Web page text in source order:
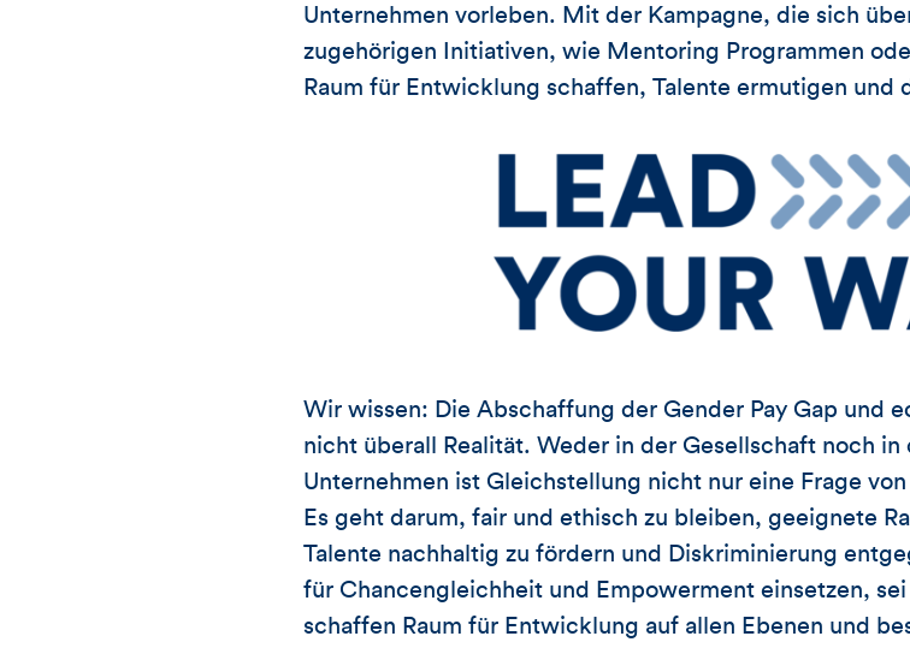
Unternehmen vorleben. Mit der Kampagne, die sich
zugehörigen Initiativen, wie Mentoring Programmen
Raum für Entwicklung schaffen, Talente ermutigen
Wir wissen: Die Abschaffung der Gender Pay Gap und
nicht überall Realität. Weder in der Gesellschaft noch
Unternehmen ist Gleichstellung nicht nur eine Frage
Es geht darum, fair und ethisch zu bleiben, geeignete
Talente nachhaltig zu fördern und Diskriminierung
für Chancengleichheit und Empowerment einsetzen, sei
schaffen Raum für Entwicklung auf allen Ebenen und